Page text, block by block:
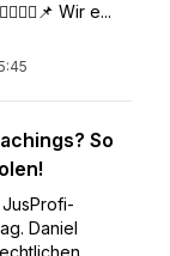
Wir e...
So
Daniel